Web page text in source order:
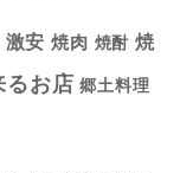
激安 焼肉 焼酎 焼
るお店 郷土料理